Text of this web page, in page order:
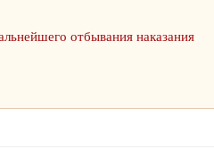
отбывания наказания